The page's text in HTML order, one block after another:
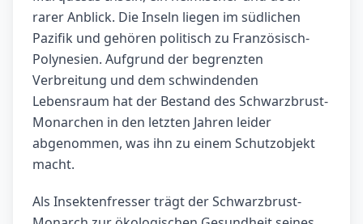
rarer Anblick. Die Inseln liegen im südlichen
Pazifik und gehören politisch zu Französisch-
Polynesien. Aufgrund der begrenzten
Verbreitung und dem schwindenden
Lebensraum hat der Bestand des Schwarzbrust-
Monarchen in den letzten Jahren leider
abgenommen, was ihn zu einem Schutzobjekt
macht.
Als Insektenfresser trägt der Schwarzbrust-